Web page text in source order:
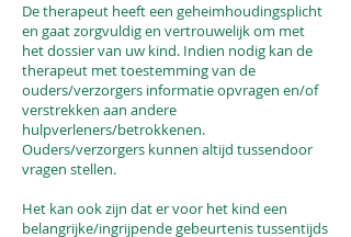
De therapeut heeft een geheimhoudingsplicht
en gaat zorgvuldig en vertrouwelijk om met
het dossier van uw kind. Indien nodig kan de
therapeut met toestemming van de
ouders/verzorgers informatie opvragen en/of
verstrekken aan andere
hulpverleners/betrokkenen.
Ouders/verzorgers kunnen altijd tussendoor
vragen stellen.
Het kan ook zijn dat er voor het kind een
belangrijke/ingrijpende gebeurtenis tussentijds